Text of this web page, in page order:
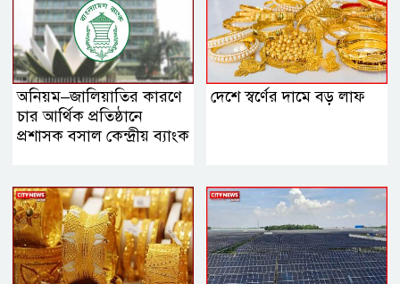
অনিয়ম–জালিয়াতির কারণে
চার আর্থিক প্রতিষ্ঠানে
প্রশাসক বসাল কেন্দ্রীয় ব্যাংক
দেশে স্বর্ণের দামে বড় লাফ